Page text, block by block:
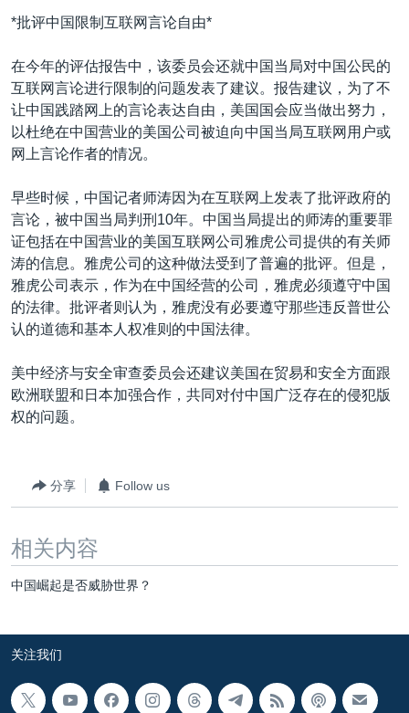
*批评中国限制互联网言论自由*
在今年的评估报告中，该委员会还就中国当局对中国公民的
互联网言论进行限制的问题发表了建议。报告建议，为了不
让中国践踏网上的言论表达自由，美国国会应当做出努力，
以杜绝在中国营业的美国公司被迫向中国当局互联网用户或
网上言论作者的情况。
早些时候，中国记者师涛因为在互联网上发表了批评政府的
言论，被中国当局判刑10年。中国当局提出的师涛的重要罪
证包括在中国营业的美国互联网公司雅虎公司提供的有关师
涛的信息。雅虎公司的这种做法受到了普遍的批评。但是，
雅虎公司表示，作为在中国经营的公司，雅虎必须遵守中国
的法律。批评者则认为，雅虎没有必要遵守那些违反普世公
认的道德和基本人权准则的中国法律。
美中经济与安全审查委员会还建议美国在贸易和安全方面跟
欧洲联盟和日本加强合作，共同对付中国广泛存在的侵犯版
权的问题。
分享 Follow us
相关内容
中国崛起是否威胁世界？
关注我们